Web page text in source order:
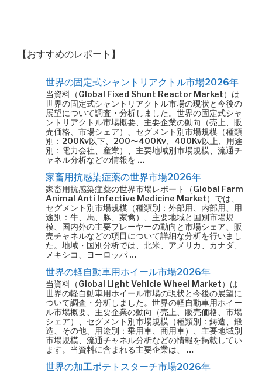
【おすすめのレポート】
世界の固定式シャントリアクトル市場2026年
当資料（Global Fixed Shunt Reactor Market）は
世界の固定式シャントリアクトル市場の現状と今後の
展望について調査・分析しました。世界の固定式シャ
ントリアクトル市場概要、主要企業の動向（売上、販
売価格、市場シェア）、セグメント別市場規模（種類
別：200Kv以下、200〜400Kv、400Kv以上、用途
別：電力会社、産業）、主要地域別市場規模、流通チ
ャネル分析などの情報を …
家畜用抗感染症薬の世界市場2026年
家畜用抗感染症薬の世界市場レポート（Global Farm
Animal Anti Infective Medicine Market）では、
セグメント別市場規模（種類別：外部用、内部用、用
途別：牛、馬、豚、家禽）、主要地域と国別市場規
模、国内外の主要プレーヤーの動向と市場シェア、販
売チャネルなどの項目について詳細な分析を行いまし
た。地域・国別分析では、北米、アメリカ、カナダ、
メキシコ、ヨーロッパ …
世界の軽自動車用ホイール市場2026年
当資料（Global Light Vehicle Wheel Market）は
世界の軽自動車用ホイール市場の現状と今後の展望に
ついて調査・分析しました。世界の軽自動車用ホイー
ル市場概要、主要企業の動向（売上、販売価格、市場
シェア）、セグメント別市場規模（種類別：鋳造、鍛
造、その他、用途別：乗用車、商用車）、主要地域別
市場規模、流通チャネル分析などの情報を掲載してい
ます。当資料に含まれる主要企業は、 …
世界の加工ポテトスターチ市場2026年